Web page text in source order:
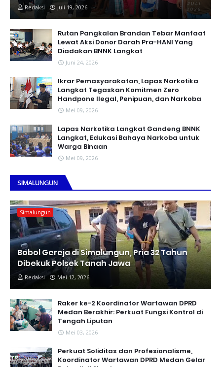
Redaksi Juli 19, 2026
Rutan Pangkalan Brandan Tebar Manfaat
Lewat Aksi Donor Darah Pra-HANI Yang
Diadakan BNNK Langkat
Juni 24, 2026
Ikrar Pemasyarakatan, Lapas Narkotika
Langkat Tegaskan Komitmen Zero
Handpone llegal, Penipuan, dan Narkoba
Mei 09, 2026
Lapas Narkotika Langkat Gandeng BNNK
Langkat, Edukasi Bahaya Narkoba untuk
Warga Binaan
Mei 09, 2026
SIMALUNGUN
Simalungun
Bobol Gereja di Simalungun, Pria 32 Tahun
Dibekuk Polsek Tanah Jawa
Redaksi Mei 12, 2026
Raker ke-2 Koordinator Wartawan DPRD
Medan Berakhir: Perkuat Fungsi Kontrol di
Tengah Liputan
Mei 03, 2026
Perkuat Soliditas dan Profesionalisme,
Koordinator Wartawan DPRD Medan Gelar